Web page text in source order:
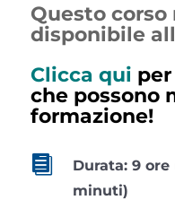
Questo corso
disponibile
Clicca qui
che possono
formazione!

Durata: 9 ore
minuti)